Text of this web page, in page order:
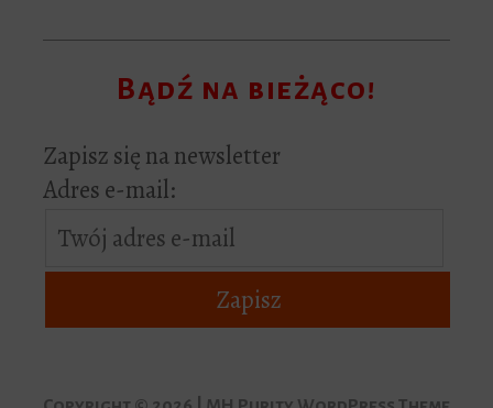
Bądź na bieżąco!
Zapisz się na newsletter
Adres e-mail: